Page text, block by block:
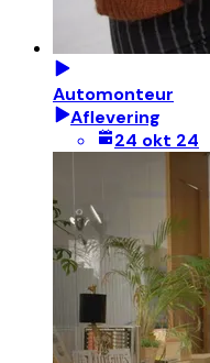
Automonteur
Aflevering
24 okt 24